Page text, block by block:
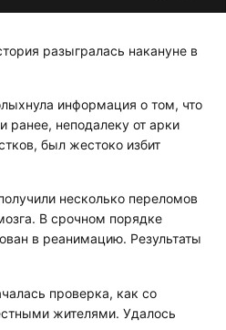
разыгралась накануне в
информация о том, что
ранее, неподалеку от арки
был жестоко избит
несколько переломов
В срочном порядке
в реанимацию. Результаты
проверка, как со
жителями. Удалось